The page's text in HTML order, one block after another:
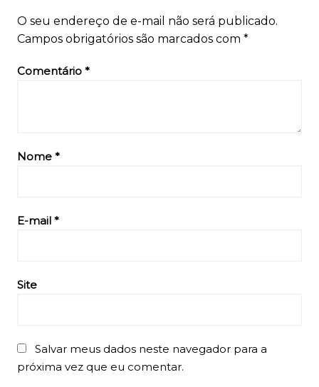
O seu endereço de e-mail não será publicado.
Campos obrigatórios são marcados com *
Comentário *
Nome *
E-mail *
Site
Salvar meus dados neste navegador para a
próxima vez que eu comentar.